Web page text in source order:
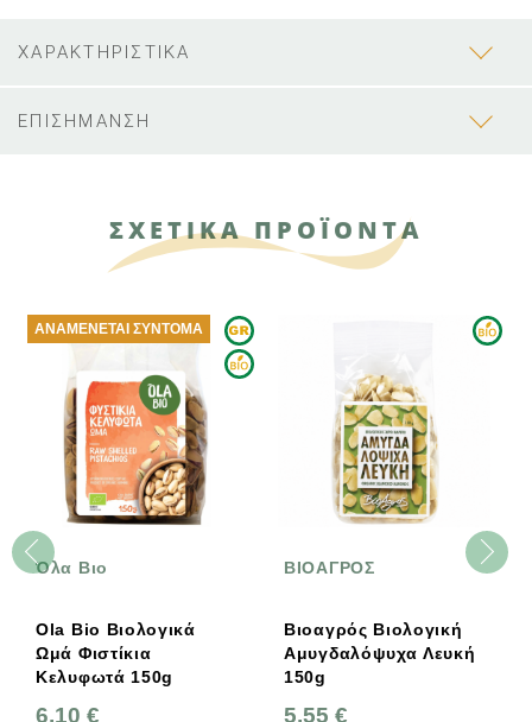
ΧΑΡΑΚΤΗΡΙΣΤΙΚΑ
ΕΠΙΣΗΜΑΝΣΗ
ΣΧΕΤΙΚΑ ΠΡΟΪΟΝΤΑ
Όλα Βιο
Ola Bio Βιολογικά
Ωμά Φιστίκια
Κελυφωτά 150g
6,10 €
ΑΝΑΜΈΝΕΤΑΙ ΣΎΝΤΟΜΑ
ΒΙΟΑΓΡΟΣ
Βιοαγρός Βιολογική
Αμυγδαλόψυχα Λευκή
150g
5,55 €